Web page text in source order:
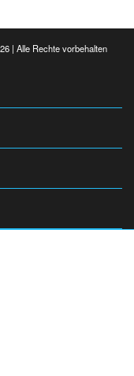
| Alle Rechte vorbehalten